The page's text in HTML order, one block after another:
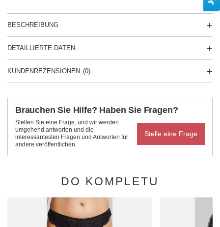
BESCHREIBUNG
DETAILLIERTE DATEN
KUNDENREZENSIONEN (0)
Brauchen Sie Hilfe? Haben Sie Fragen?
Stellen Sie eine Frage, und wir werden
umgehend antworten und die
interessantesten Fragen und Antworten für
andere veröffentlichen.
Stelle eine Frage
DO KOMPLETU